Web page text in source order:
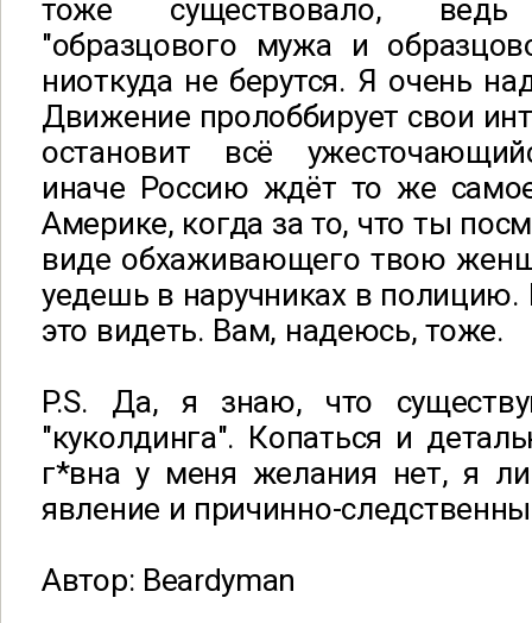
тоже существовало,
"образцового мужа и
ниоткуда не берутся. Я очень
Движение пролоббирует свои
остановит всё
иначе Россию ждёт то же
Америке, когда за то, что ты
виде обхаживающего твою
уедешь в наручниках в
это видеть. Вам, надеюсь, тоже.
P.S. Да, я знаю, что
"куколдинга". Копаться и
г*вна у меня желания нет, я
явление и причинно-
Автор: Beardyman